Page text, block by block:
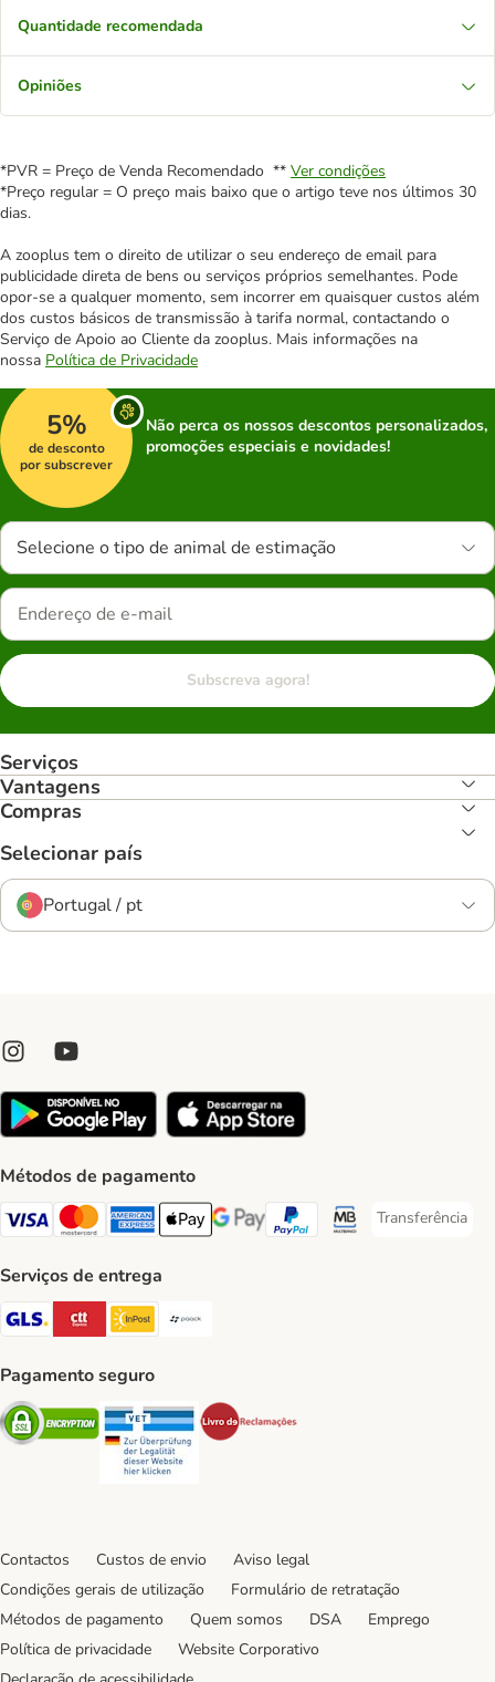
Quantidade recomendada
Opiniões
*PVR = Preço de Venda Recomendado ** Ver condições
*Preço regular = O preço mais baixo que o artigo teve nos últimos 30
dias.
A zooplus tem o direito de utilizar o seu endereço de email para
publicidade direta de bens ou serviços próprios semelhantes. Pode
opor-se a qualquer momento, sem incorrer em quaisquer custos além
dos custos básicos de transmissão à tarifa normal, contactando o
Serviço de Apoio ao Cliente da zooplus. Mais informações na
nossa Política de Privacidade
5%
de desconto
por subscrever
Não perca os nossos descontos personalizados,
promoções especiais e novidades!
Selecione o tipo de animal de estimação
Subscreva agora!
Serviços
Vantagens
Compras
Selecionar país
Portugal / pt
Métodos de pagamento
Visa Payment Method
Mastercard Payment Method
American Express Payment Method
Apple Pay Payment Method
Google Pay Payment Method
PayPal Payment Method
Multibanco Payment
Transferência
Transferência
Serviços de entrega
GLS Shipping Method
CTTExpress Shipping Method
InPost Shipping Method
Pagamento seguro
Security Security
Contactos Custos de envio
Aviso legal
Condições gerais de utilização
Formulário de retratação
Métodos de pagamento
Quem somos DSA
Emprego
Política de privacidade
Website Corporativo